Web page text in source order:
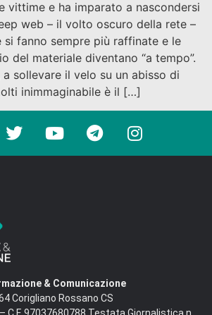
vittime e ha imparato a nascondersi
web – il volto oscuro della rete –
si fanno sempre più raffinate e le
del materiale diventano “a tempo”.
a sollevare il velo su un abisso di
inimmaginabile è il […]
& Comunicazione
Corigliano Rossano CS